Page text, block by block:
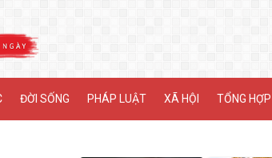
ĐỜI SỐNG PHÁP LUẬT XÃ HỘI TỔNG HỢP